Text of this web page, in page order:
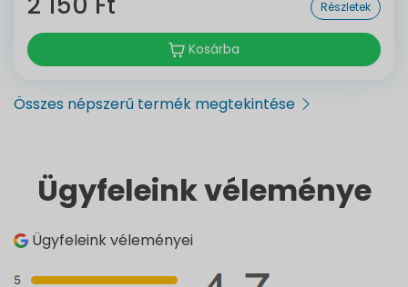
Részletek
Kosárba
Összes népszerű termék megtekintése
Ügyfeleink véleménye
Ügyfeleink véleményei